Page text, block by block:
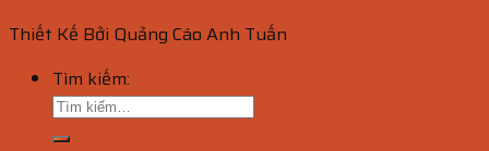
Thiết Kế Bởi Quảng Cáo Anh Tuấn
Tìm kiếm: